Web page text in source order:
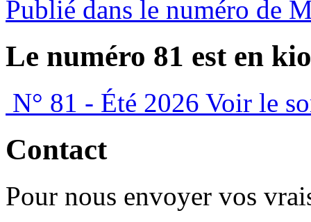
Publié dans le numéro de
Le numéro 81 est en
N° 81 - Été 2026 Voir le
Contact
Pour nous envoyer vos